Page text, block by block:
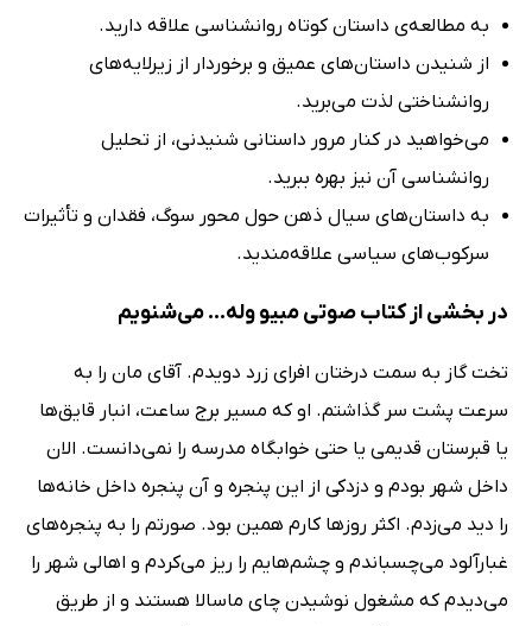
به مطالعه‌ی داستان کوتاه روانشناسی علاقه دارید.
از شنیدن داستان‌های عمیق و برخوردار از زیرلایه‌های
روانشناختی لذت می‌برید.
می‌خواهید در کنار مرور داستانی شنیدنی، از تحلیل
روانشناسی آن نیز بهره ببرید.
به داستان‌های سیال ذهن حول محور سوگ، فقدان و تأثیرات
سرکوب‌های سیاسی علاقه‌مندید.
در بخشی از کتاب صوتی مبیو وله... می‌شنویم
تخت گاز به سمت درختان افرای زرد دویدم. آقای مان را به
سرعت پشت سر گذاشتم. او که مسیر برج ساعت، انبار قایق‌ها
یا قبرستان قدیمی یا حتی خوابگاه مدرسه را نمی‌دانست. الان
داخل شهر بودم و دزدکی از این پنجره و آن پنجره داخل خانه‌ها
را دید می‌زدم. اکثر روزها کارم همین بود. صورتم را به پنجره‌های
غبارآلود می‌چسباندم و چشم‌هایم را ریز می‌کردم و اهالی شهر را
می‌دیدم که مشغول نوشیدن چای ماسالا هستند و از طریق